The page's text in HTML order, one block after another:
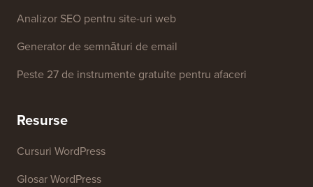
Generator de nume de afaceri
Detector de teme WordPress
Generator de cuvinte cheie SEO
Analizor SEO pentru site-uri web
Generator de semnături de email